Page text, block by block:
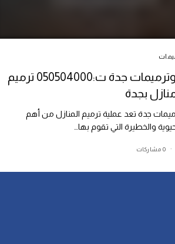
دهانات وترميمات جدة ت:050504000 ترميم
بجدة
جدة تعد عملية ترميم المنازل من أهم
والخطيرة التي تقوم بها…
0 مشاركات